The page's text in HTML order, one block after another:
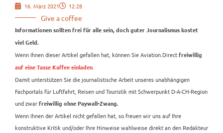
16. März 2021 12:28
Give a coffee
Informationen sollten frei für alle sein, doch guter Journalismus kostet
viel Geld.
Wenn Ihnen dieser Artikel gefallen hat, können Sie Aviation.Direct freiwillig
auf eine Tasse Kaffee einladen
Damit unterstützen Sie die journalistische Arbeit unseres unabhängigen
Fachportals für Luftfahrt, Reisen und Touristik mit Schwerpunkt D-A-CH-Region
und zwar freiwillig ohne Paywall-Zwang.
Wenn Ihnen der Artikel nicht gefallen hat, so freuen wir uns auf Ihre
konstruktive Kritik und/oder Ihre Hinweise wahlweise direkt an den Redakteur